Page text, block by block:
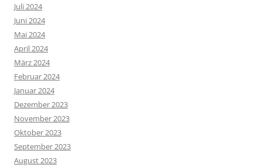
Juli 2024
Juni 2024
Mai 2024
April 2024
März 2024
Februar 2024
Januar 2024
Dezember 2023
November 2023
Oktober 2023
September 2023
August 2023